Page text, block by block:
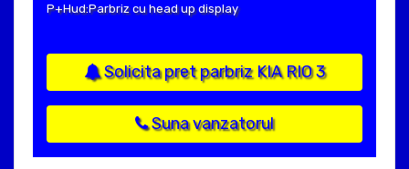
P+Hud:Parbriz cu head up display
Solicita pret parbriz KIA RIO 3
Suna vanzatorul